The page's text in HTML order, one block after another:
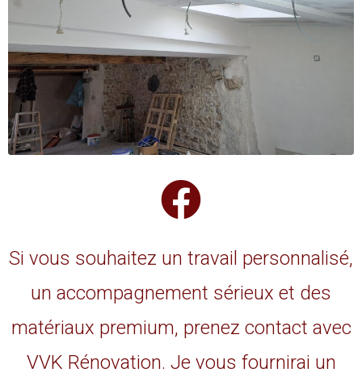
Si vous souhaitez un travail personnalisé,
un accompagnement sérieux et des
matériaux premium, prenez contact avec
VVK Rénovation. Je vous fournirai un